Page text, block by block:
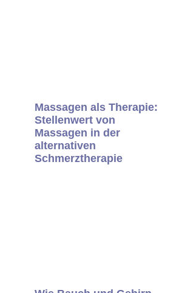
Massagen als Therapie:
Stellenwert von
Massagen in der
alternativen
Schmerztherapie